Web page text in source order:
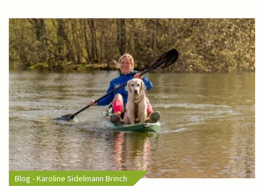
Blog - Karoline Sidelmann Brinch